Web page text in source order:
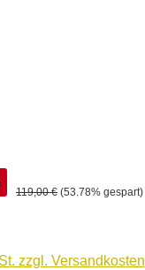
Regulärer Preis:
119,00 € (53.78% gespart)
zzgl. Versandkosten